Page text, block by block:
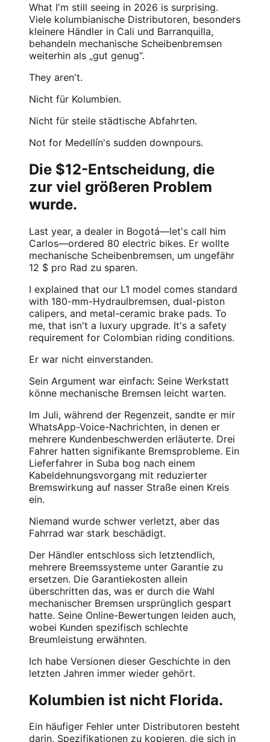
What I'm still seeing in 2026 is surprising.
Viele kolumbianische Distributoren, besonders
kleinere Händler in Cali und Barranquilla,
behandeln mechanische Scheibenbremsen
weiterhin als „gut genug“.
They aren't.
Nicht für Kolumbien.
Nicht für steile städtische Abfahrten.
Not for Medellín's sudden downpours.
Die $12-Entscheidung, die
zur viel größeren Problem
wurde.
Last year, a dealer in Bogotá—let's call him
Carlos—ordered 80 electric bikes. Er wollte
mechanische Scheibenbremsen, um ungefähr
12 $ pro Rad zu sparen.
I explained that our L1 model comes standard
with 180-mm-Hydraulbremsen, dual-piston
calipers, and metal-ceramic brake pads. To
me, that isn't a luxury upgrade. It's a safety
requirement for Colombian riding conditions.
Er war nicht einverstanden.
Sein Argument war einfach: Seine Werkstatt
könne mechanische Bremsen leicht warten.
Im Juli, während der Regenzeit, sandte er mir
WhatsApp-Voice-Nachrichten, in denen er
mehrere Kundenbeschwerden erläuterte. Drei
Fahrer hatten signifikante Bremsprobleme. Ein
Lieferfahrer in Suba bog nach einem
Kabeldehnungsvorgang mit reduzierter
Bremswirkung auf nasser Straße einen Kreis
ein.
Niemand wurde schwer verletzt, aber das
Fahrrad war stark beschädigt.
Der Händler entschloss sich letztendlich,
mehrere Breemssysteme unter Garantie zu
ersetzen. Die Garantiekosten allein
überschritten das, was er durch die Wahl
mechanischer Bremsen ursprünglich gespart
hatte. Seine Online-Bewertungen leiden auch,
wobei Kunden spezifisch schlechte
Breumleistung erwähnten.
Ich habe Versionen dieser Geschichte in den
letzten Jahren immer wieder gehört.
Kolumbien ist nicht Florida.
Ein häufiger Fehler unter Distributoren besteht
darin, Spezifikationen zu kopieren, die sich in